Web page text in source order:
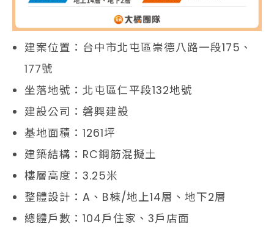
建案位置：台中市北屯區崇德八路一段175、
177號
坐落地號：北屯區仁平段132地號
建設公司：磐興建設
基地面積：1261坪
建築結構：RC鋼筋混擬土
樓層高度：3.25米
整體設計：A、B棟/地上14層、地下2層
總體戶數：104戶住家、3戶店面